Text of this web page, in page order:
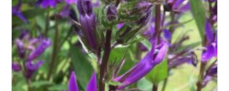
Floraison
Exposition
Feuillage
Rusticité
Type de sol